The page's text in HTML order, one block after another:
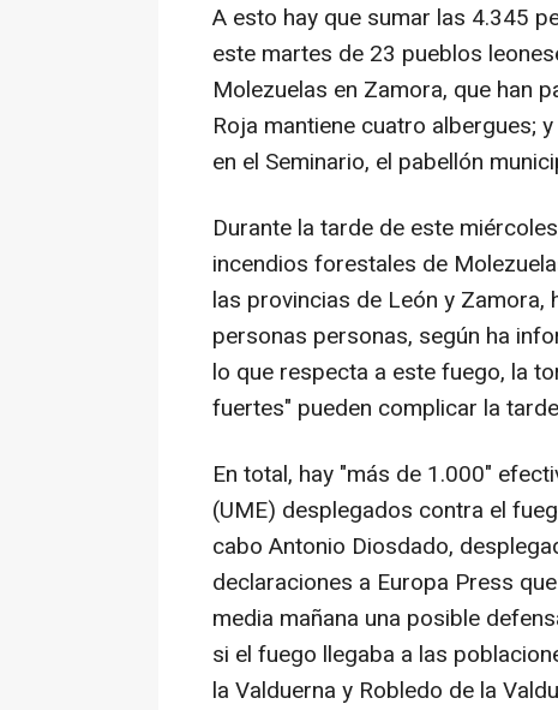
A esto hay que sumar las 4.345
este martes de 23 pueblos
Molezuelas en Zamora, que han
Roja mantiene cuatro albergues;
en el Seminario, el pabellón
Durante la tarde de este
incendios forestales de
las provincias de León y
personas personas, según ha
lo que respecta a este fuego, la
fuertes" pueden complicar la
En total, hay "más de 1.000"
(UME) desplegados contra el
cabo Antonio Diosdado,
declaraciones a Europa Press
media mañana una posible
si el fuego llegaba a las
la Valduerna y Robledo de la